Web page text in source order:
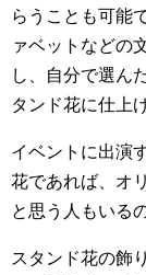
らうことも可能
ァベットなどの
し、自分で選ん
タンド花に仕上
イベントに出演
花であれば、オ
と思う人もいる
スタンド花の飾